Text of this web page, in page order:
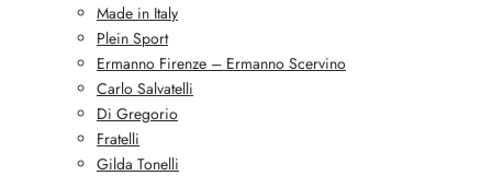
Made in Italy
Plein Sport
Ermanno Firenze – Ermanno Scervino
Carlo Salvatelli
Di Gregorio
Fratelli
Gilda Tonelli